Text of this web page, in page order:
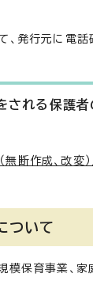
、発行元に電
れる保護者
無断作成、改変
ついて
模保育事業、